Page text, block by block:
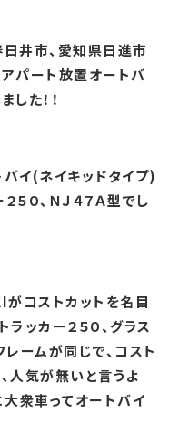
井市、愛知県日進市
パート放置オートバ
た！！
イ(ネイキッドタイプ)
０、ＮＪ４７Ａ型でし
がコストカットを名目
ッカー２５０、グラス
レームが同じで、コスト
人気が無いと言うよ
大衆車ってオートバイ